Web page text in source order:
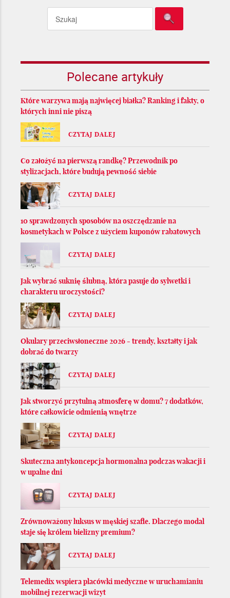
Polecane artykuły
Które warzywa mają najwięcej białka? Ranking i fakty, o
których inni nie piszą
CZYTAJ DALEJ
Co założyć na pierwszą randkę? Przewodnik po
stylizacjach, które budują pewność siebie
CZYTAJ DALEJ
10 sprawdzonych sposobów na oszczędzanie na
kosmetykach w Polsce z użyciem kuponów rabatowych
CZYTAJ DALEJ
Jak wybrać suknię ślubną, która pasuje do sylwetki i
charakteru uroczystości?
CZYTAJ DALEJ
Okulary przeciwsłoneczne 2026 - trendy, kształty i jak
dobrać do twarzy
CZYTAJ DALEJ
Jak stworzyć przytulną atmosferę w domu? 7 dodatków,
które całkowicie odmienią wnętrze
CZYTAJ DALEJ
Skuteczna antykoncepcja hormonalna podczas wakacji i
w upalne dni
CZYTAJ DALEJ
Zrównoważony luksus w męskiej szafie. Dlaczego modal
staje się królem bielizny premium?
CZYTAJ DALEJ
Telemedix wspiera placówki medyczne w uruchamianiu
mobilnej rezerwacji wizyt